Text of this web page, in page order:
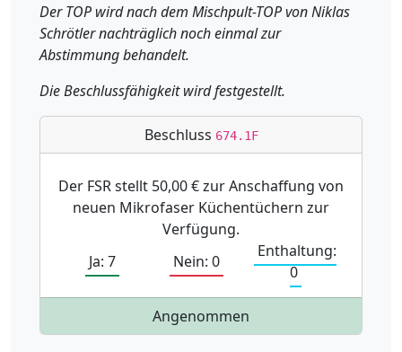
Der TOP wird nach dem Mischpult-TOP von Niklas
Schrötler nachträglich noch einmal zur
Abstimmung behandelt.
Die Beschlussfähigkeit wird festgestellt.
Beschluss 674.1F
Der FSR stellt 50,00 € zur Anschaffung von
neuen Mikrofaser Küchentüchern zur
Verfügung.
Ja: 7
Nein: 0
Enthaltung:
0
Angenommen